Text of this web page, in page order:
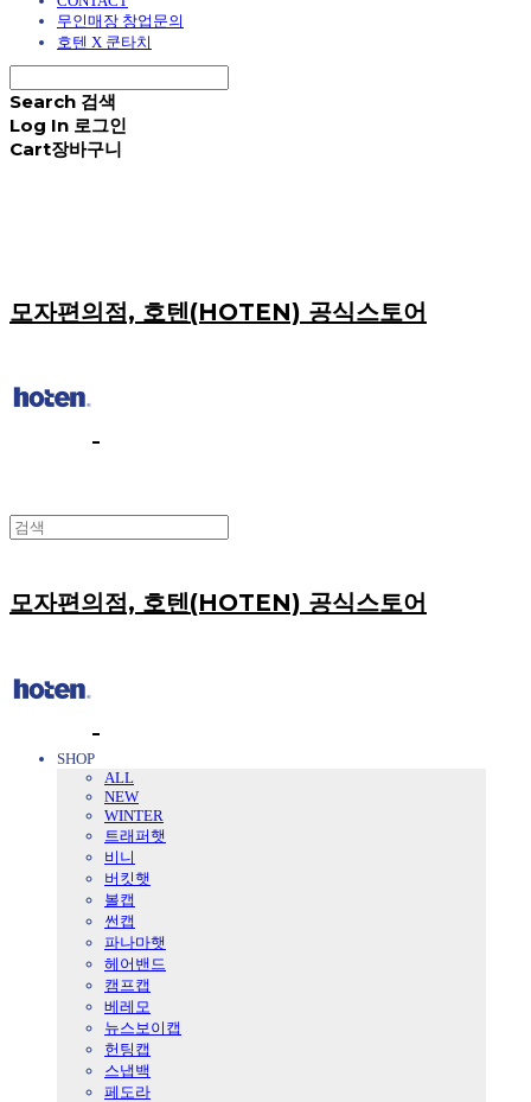
무인매장 창업문의
호텐 X 쿤타치
Search 검색
Log In 로그인
Cart장바구니
모자편의점, 호텐(HOTEN) 공식스토어
모자편의점, 호텐(HOTEN) 공식스토어
SHOP
ALL
NEW
WINTER
트래퍼햇
비니
버킷햇
볼캡
썬캡
파나마햇
헤어밴드
캠프캡
베레모
뉴스보이캡
헌팅캡
스냅백
페도라